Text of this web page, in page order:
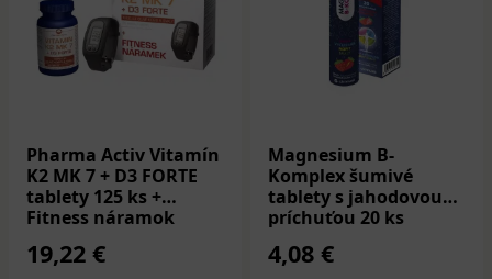
Pharma Activ Vitamín
K2 MK 7 + D3 FORTE
tablety 125 ks +
Fitness náramok
19,22 €
Magnesium B-
Komplex šumivé
tablety s jahodovou
príchuťou 20 ks
4,08 €